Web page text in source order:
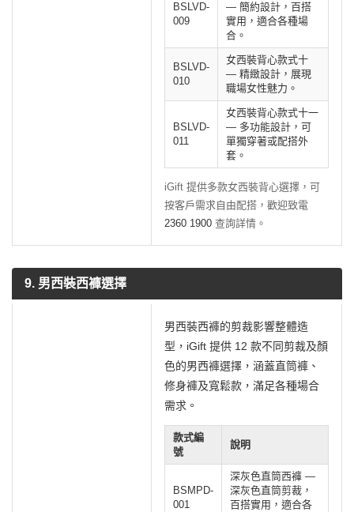
BSLVD-
009
— 簡約設計，百搭
實用，適合各種場
合。
BSLVD-
010
女西裝背心款式十
— 精緻設計，展現
職場女性魅力。
BSLVD-
011
女西裝背心款式十一
— 多功能設計，可
單獨穿著或配搭外
套。
iGift 提供多款女西裝背心選擇，可
按客戶需求自由配搭，歡迎致電
2360 1900 查詢詳情。
9. 男西裝西褲選擇
男西裝西褲的剪裁影響整體造
型，iGift 提供 12 款不同剪裁及顏
色的男西褲選擇，涵蓋直筒褲、
修身褲及寬鬆款，滿足各種場合
需求。
款式編
號
說明
BSMPD-
001
深灰色直筒西褲 —
深灰色直筒剪裁，
百搭實用，適合各